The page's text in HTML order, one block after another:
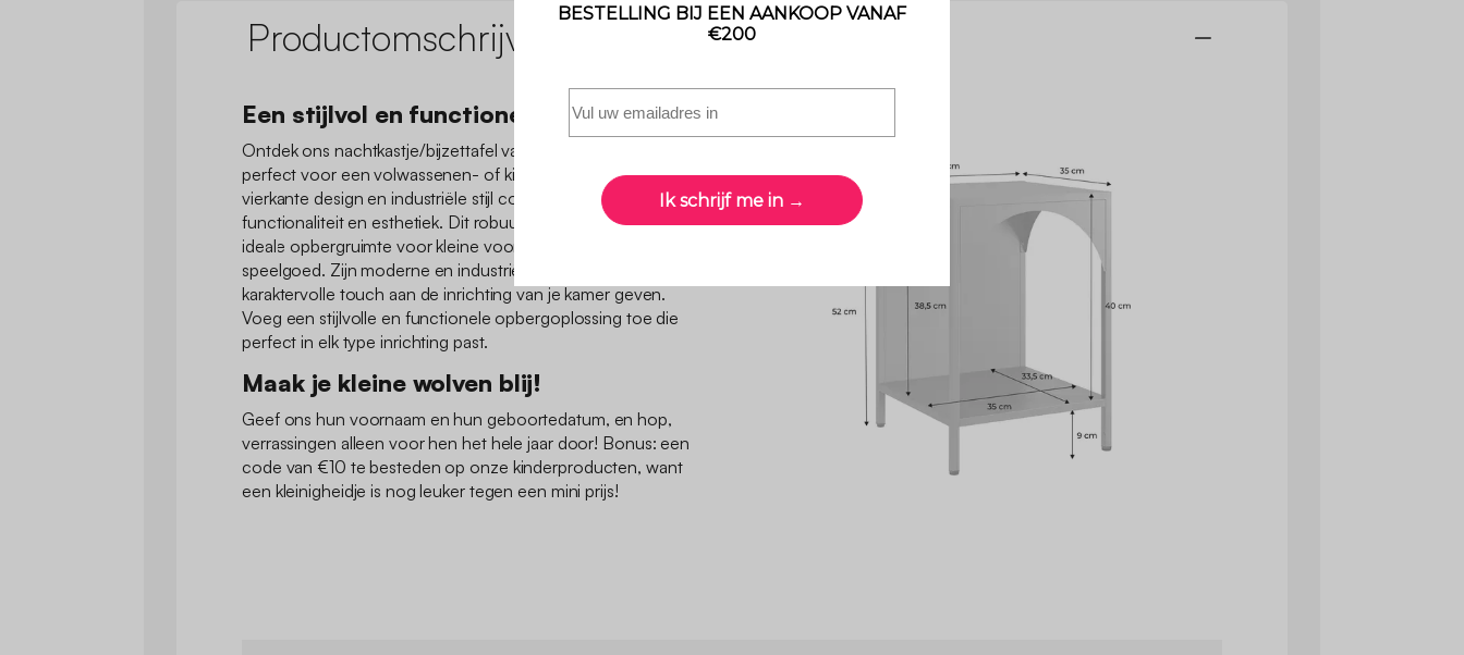
Productomschrijving
Een stijlvol en functionelle nachtkastje
Ontdek ons nachtkastje/bijzettafel van koudgewalst staal,
perfect voor een volwassenen- of kinderkamer. Met zijn
vierkante design en industriële stijl combineert het
functionaliteit en esthetiek. Dit robuuste tafeltje biedt een
ideale opbergruimte voor kleine voorwerpen, boeken of
speelgoed. Zijn moderne en industriële look zal een
karaktervolle touch aan de inrichting van je kamer geven.
Voeg een stijlvolle en functionele opbergoplossing toe die
perfect in elk type inrichting past.
Maak je kleine wolven blij!
Geef ons hun voornaam en hun geboortedatum, en hop,
verrassingen alleen voor hen het hele jaar door! Bonus: een
code van €10 te besteden op onze kinderproducten, want
een kleinigheidje is nog leuker tegen een mini prijs!